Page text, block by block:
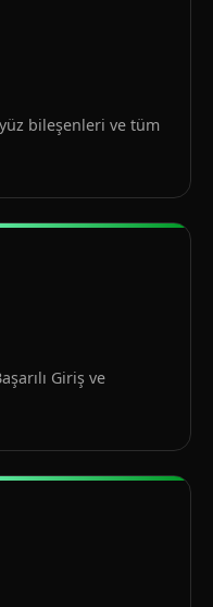
bileşenleri ve tüm
Giriş ve